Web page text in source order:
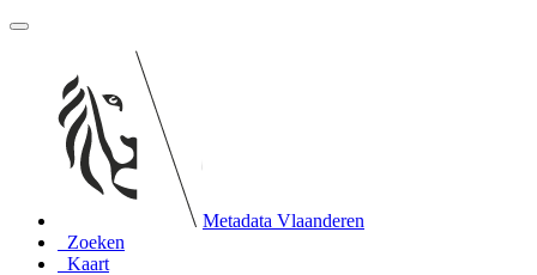
Metadata Vlaanderen
Zoeken
Kaart